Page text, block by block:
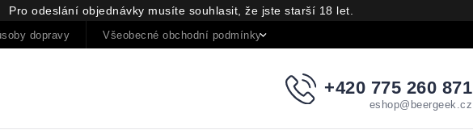
Pro odeslání objednávky musíte souhlasit, že jste starší 18 let.
dopravy Všeobecné obchodní podmínky
+420 775 260 871
eshop@beergeek.cz